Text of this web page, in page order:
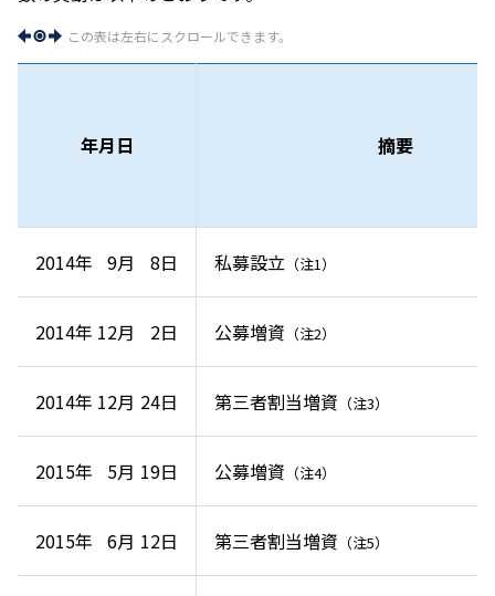
この表は左右にスクロールできます。
年月日 摘要
2014年 9月 8日 私募設立 （注1）
2014年 12月 2日 公募増資 （注2）
2014年 12月 24日 第三者割当増資 （注3）
2015年 5月 19日 公募増資 （注4）
2015年 6月 12日 第三者割当増資 （注5）